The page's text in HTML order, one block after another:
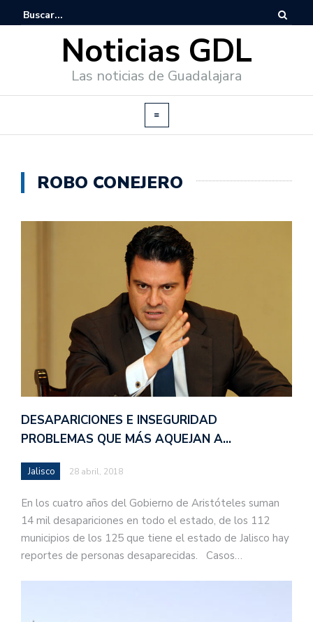
Noticias GDL
Las noticias de Guadalajara
ROBO CONEJERO
DESAPARICIONES E INSEGURIDAD
PROBLEMAS QUE MÁS AQUEJAN A…
Jalisco 28 abril, 2018
En los cuatro años del Gobierno de Aristóteles suman
14 mil desapariciones en todo el estado, de los 112
municipios de los 125 que tiene el estado de Jalisco hay
reportes de personas desaparecidas. Casos…